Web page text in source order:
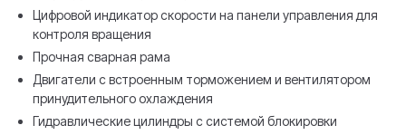
Цифровой индикатор скорости на панели управления для
контроля вращения
Прочная сварная рама
Двигатели с встроенным торможением и вентилятором
принудительного охлаждения
Гидравлические цилиндры с системой блокировки